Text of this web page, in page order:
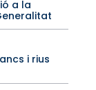
a la
i rius